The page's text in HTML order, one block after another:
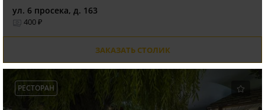
ул. 6 просека, д. 163
400 ₽
ЗАКАЗАТЬ СТОЛИК
РЕСТОРАН